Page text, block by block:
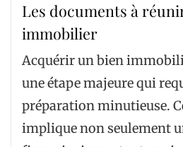
Les documents à
immobilier
Acquérir un bien
une étape majeure qui
préparation minutieuse.
implique non seulement